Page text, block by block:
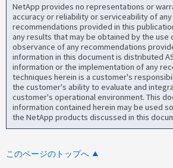
NetApp provides no representations or
accuracy or reliability or serviceability of
recommendations provided in this
any results that may be obtained by the
observance of any recommendations
information in this document is distributed
information or the implementation of any
techniques herein is a customer's
the customer's ability to evaluate and
customer's operational environment. This
information contained herein may be used
the NetApp products discussed in this
このページのトップへ